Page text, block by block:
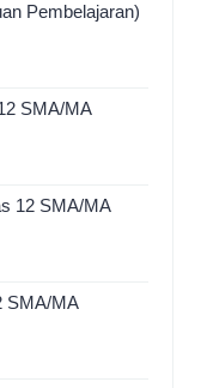
Pembelajaran)
SMA/MA
12 SMA/MA
SMA/MA